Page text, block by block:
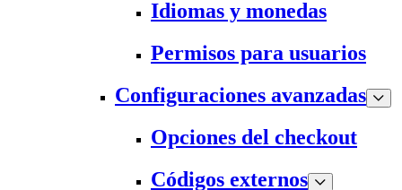
Idiomas y monedas
Permisos para usuarios
Configuraciones avanzadas
Opciones del checkout
Códigos externos